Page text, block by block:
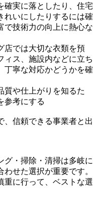
確実に落としたり、住宅
れいにしたりするには確
で技術力の向上に熱心な
店では大切な衣類を預
ィス、施設内などに立ち
丁寧な対応かどうかを確
質や仕上がりを知るた
参考にする
、信頼できる事業者と出
グ・掃除・清掃は多岐に
せた選択が重要です。
重に行って、ベストな選